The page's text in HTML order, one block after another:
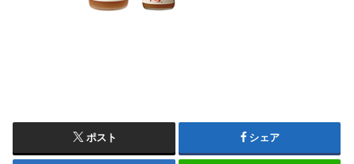
ポスト シェア